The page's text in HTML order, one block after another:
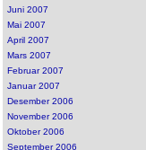
Juni 2007
Mai 2007
April 2007
Mars 2007
Februar 2007
Januar 2007
Desember 2006
November 2006
Oktober 2006
September 2006